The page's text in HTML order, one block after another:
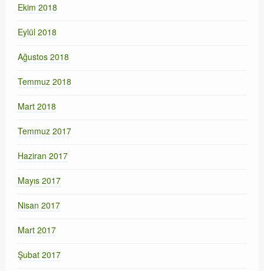
Ekim 2018
Eylül 2018
Ağustos 2018
Temmuz 2018
Mart 2018
Temmuz 2017
Haziran 2017
Mayıs 2017
Nisan 2017
Mart 2017
Şubat 2017